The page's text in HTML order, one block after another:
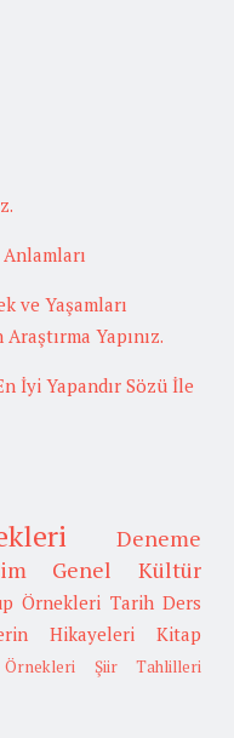
ve Yaşamları
Yapınız.
İyi Yapandır Sözü İle
Deneme
Genel Kültür
Örnekleri Tarih Ders
Hikayeleri
Kitap
Şiir Tahlilleri